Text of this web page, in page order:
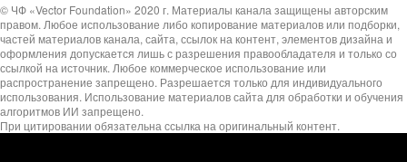
© ЧФ «Vector Foundation» 2020 г. Материалы канала защищены авторским
правом. Любое использование либо копирование материалов или подборки,
частей материалов канала, сайта, ссылок на контент, элементов дизайна и
оформления допускается лишь с разрешения правообладателя и только со
ссылкой на источник. Любое коммерческое использование или
распространение запрещено. Разрешается только для индивидуального
использования. Использование материалов сайта для обработки и обучения
алгоритмов ИИ запрещено.
При цитировании обязательна ссылка на оригинальный контент.